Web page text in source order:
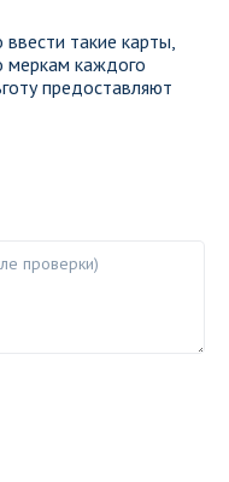
такие карты,
меркам каждого
предоставляют